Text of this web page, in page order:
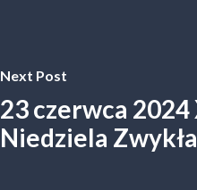
Next Post
23 czerwca 2024
Niedziela Zwykła